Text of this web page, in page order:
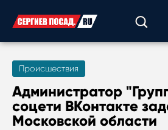
Происшествия
Администратор
соцети ВКонтакте
Московской области